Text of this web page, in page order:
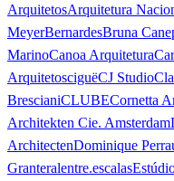
ArquitetosArquitetura
MeyerBernardesBruna
MarinoCanoa Arquitetura
ArquitetosciguëCJ Studio
BrescianiCLUBECornetta
Architekten Cie. Amsterdam
ArchitectenDominique
Granteralentre.escalas